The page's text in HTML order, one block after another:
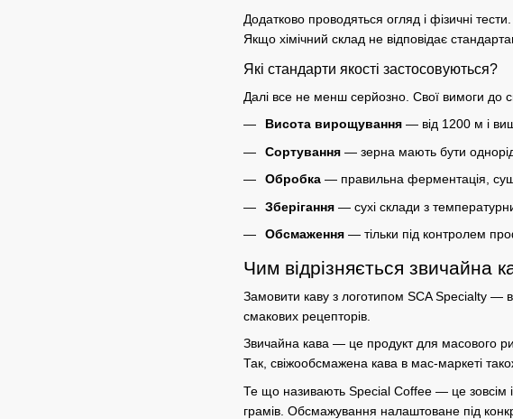
Додатково проводяться огляд і фізичні
Якщо хімічний склад не відповідає
Які стандарти якості застосовуються?
Далі все не менш серйозно. Свої вимоги до
Висота вирощування — від 1200 м і
Сортування — зерна мають бути
Обробка — правильна ферментація,
Зберігання — сухі склади з
Обсмаження — тільки під контролем
Чим відрізняється звичайна
Замовити каву з логотипом SCA Specialty —
смакових рецепторів.
Звичайна кава — це продукт для масового
Так, свіжообсмажена кава в мас-маркеті
Те що називають Special Coffee — це зовсім
грамів. Обсмажування налаштоване під